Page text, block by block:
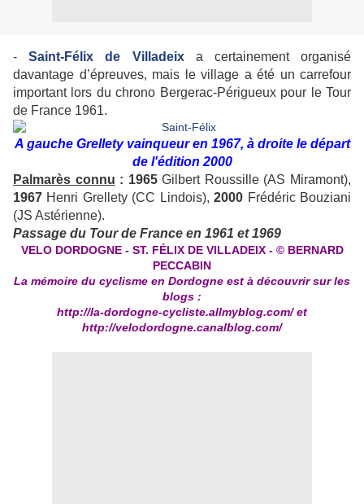
-Saint-Félix de Villadeixa certainement organisé
davantage d’épreuves, mais le village a été un carrefour
important lors du chrono Bergerac-Périgueux pour le Tour
de France 1961.
A gauche Grellety vainqueur en 1967, à droite le départ
de l'édition 2000
Palmarès connu : 1965Gilbert Roussille (AS Miramont),
1967 Henri Grellety (CC Lindois),2000 Frédéric Bouziani
(JS Astérienne).
Passage du Tour de France en 1961 et 1969
VELO DORDOGNE - ST. FÉLIX DE VILLADEIX - © BERNARD
PECCABIN
La mémoire du cyclisme en Dordogne est à découvrir sur les
blogs :
http://la-dordogne-cycliste.allmyblog.com/et
http://velodordogne.canalblog.com/